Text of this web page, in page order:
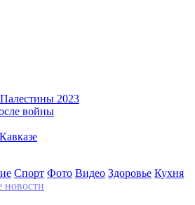
2023
войны
Спорт Фото Видео Здоровье Кухня
новости